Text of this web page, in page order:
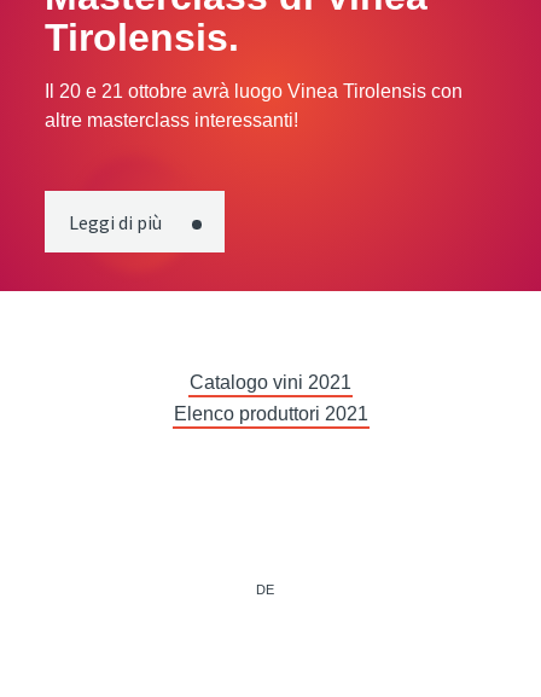
Tirolensis.
Il 20 e 21 ottobre avrà luogo Vinea Tirolensis con
altre masterclass interessanti!
Leggi di più
Catalogo vini 2021
Elenco produttori 2021
DE